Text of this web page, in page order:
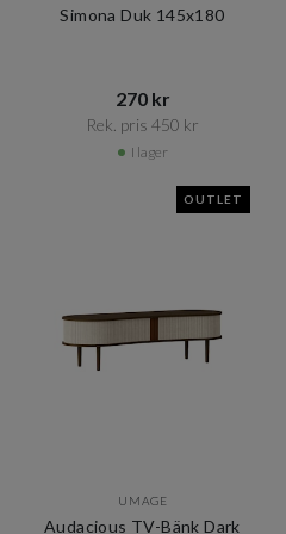
Simona Duk 145x180
270 kr​​
Rek. pris 450 kr​​
I lager
OUTLET
UMAGE
Audacious TV-Bänk Dark